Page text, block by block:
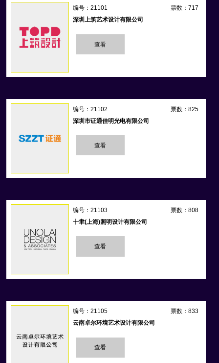
票数：717
编号：21101
深圳上筑艺术设计有限公司
查看
票数：825
编号：21102
深圳市证通佳明光电有限公司
查看
票数：808
编号：21103
十聿(上海)照明设计有限公司
查看
票数：833
编号：21105
云南卓尔环境艺术设计有限公司
查看